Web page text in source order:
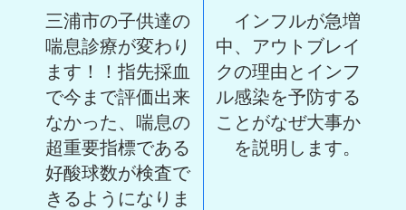
三浦市の子供達の
喘息診療が変わり
ます！！指先採血
で今まで評価出来
なかった、喘息の
超重要指標である
好酸球数が検査で
きるようになりま
インフルが急増
中、アウトブレイ
クの理由とインフ
ル感染を予防する
ことがなぜ大事か
を説明します。